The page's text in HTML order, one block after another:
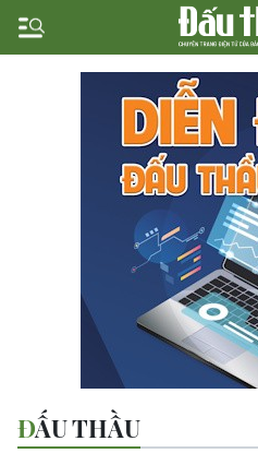
ĐẤU THẦU